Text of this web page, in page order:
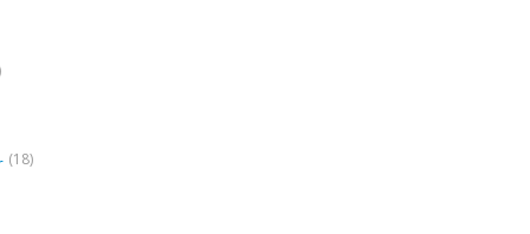
(18)